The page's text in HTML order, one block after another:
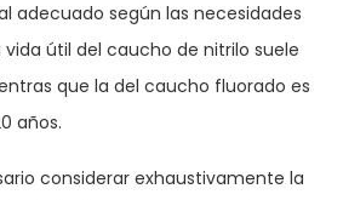
adecuado según las necesidades
vida útil del caucho de nitrilo suele
que la del caucho fluorado es
años.
considerar exhaustivamente la